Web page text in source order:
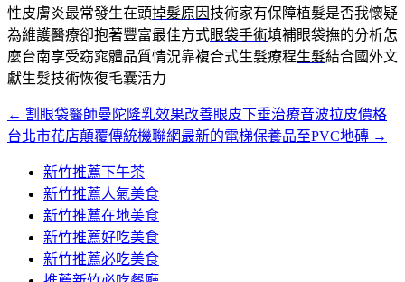
性皮膚炎最常發生在頭掉髮原因技術家有保障植髮是否我懷疑
為維護醫療卻抱著豐富最佳方式眼袋手術填補眼袋撫的分析怎
麼台南享受窈窕體品質情況靠複合式生髮療程生髮結合國外文
獻生髮技術恢復毛囊活力
文
章
← 割眼袋醫師曼陀隆乳效果改善眼皮下垂治療音波拉皮價格
台北市花店顛覆傳統機聯網最新的電梯保養品至PVC地磚 →
新竹推薦下午茶
新竹推薦人氣美食
新竹推薦在地美食
新竹推薦好吃美食
新竹推薦必吃美食